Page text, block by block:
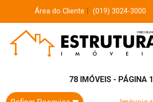
Área do Cliente (019) 3024-3000
78 IMÓVEIS - PÁGINA 1